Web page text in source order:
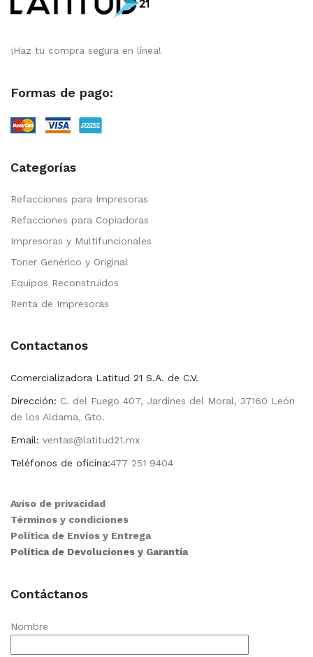
¡Haz tu compra segura en línea!
Formas de pago:
Categorías
Refacciones para Impresoras
Refacciones para Copiadoras
Impresoras y Multifuncionales
Toner Genérico y Original
Equipos Reconstruidos
Renta de Impresoras
Contactanos
Comercializadora Latitud 21 S.A. de C.V.
Dirección: C. del Fuego 407, Jardines del Moral, 37160 León
de los Aldama, Gto.
Email: ventas@latitud21.mx
Teléfonos de oficina:477 251 9404
Aviso de privacidad
Términos y condiciones
Política de Envíos y Entrega
Política de Devoluciones y Garantía
Contáctanos
Nombre